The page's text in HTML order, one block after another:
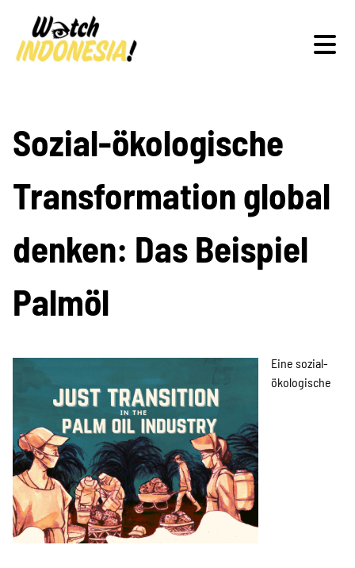
Schwerpunkte
Veranstaltungen
Publikationen
Projekte
Urbane Transformation
Sozial-ökologische Transformation
global denken: Das Beispiel Palmöl
Sozial-ökologische
Transformation global
denken: Das Beispiel
Palmöl
Eine sozial-
ökologische